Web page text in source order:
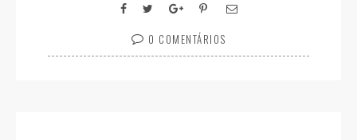
0 COMENTÁRIOS